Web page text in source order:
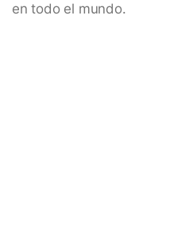
en todo el mundo.